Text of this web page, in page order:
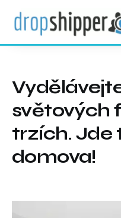
světových
trzích. Jde
domova!